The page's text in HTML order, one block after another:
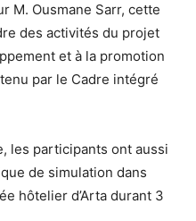
M. Ousmane Sarr, cette
des activités du projet
et à la promotion
par le Cadre intégré
les participants ont aussi
de simulation dans
hôtelier d’Arta durant 3